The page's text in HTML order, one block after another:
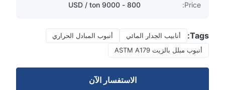
Price:
Tags: أنابيب الجدار المائي
أنبوب المبادل الحراري
أنبوب مبلل بالزيت ASTM A179
الاستفسار الآن